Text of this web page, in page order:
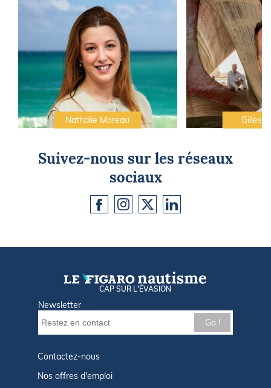
Nathalie Moreau Gilles
Suivez-nous sur les réseaux
sociaux
CAP SUR L'ÉVASION
Newsletter
Go !
Contactez-nous
Nos offres d'emploi